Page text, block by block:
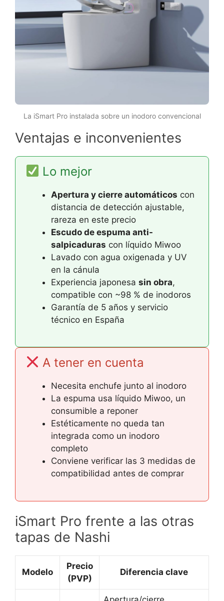
La iSmart Pro instalada sobre un inodoro convencional
Ventajas e inconvenientes
Lo mejor
Apertura y cierre automáticos con
distancia de detección ajustable,
rareza en este precio
Escudo de espuma anti-
salpicaduras con líquido Miwoo
Lavado con agua oxigenada y UV
en la cánula
Experiencia japonesa sin obra,
compatible con ~98 % de inodoros
Garantía de 5 años y servicio
técnico en España
A tener en cuenta
Necesita enchufe junto al inodoro
La espuma usa líquido Miwoo, un
consumible a reponer
Estéticamente no queda tan
integrada como un inodoro
completo
Conviene verificar las 3 medidas de
compatibilidad antes de comprar
iSmart Pro frente a las otras
tapas de Nashi
Modelo
Precio
(PVP)
Diferencia clave